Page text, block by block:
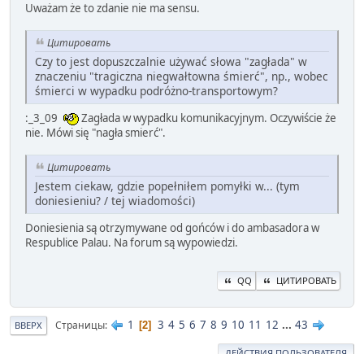
Uważam że to zdanie nie ma sensu.
Цитировать
Czy to jest dopuszczalnie używać słowa "zagłada" w
znaczeniu "tragiczna niegwałtowna śmierć", np., wobec
śmierci w wypadku podróżno-transportowym?
:_3_09
Zagłada w wypadku komunikacyjnym. Oczywiście że
nie. Mówi się "nagła smierć".
Цитировать
Jestem ciekaw, gdzie popełniłem pomyłki w... (tym
doniesieniu? / tej wiadomości)
Doniesienia są otrzymywane od gońców i do ambasadora w
Respublice Palau. Na forum są wypowiedzi.
QQ ЦИТИРОВАТЬ
ВВЕРХ Страницы 1 2 3 4 5 6 7 8 9 10 11 12 ... 43